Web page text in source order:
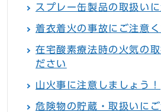
スプレー缶製品の取扱いに
着衣着火の事故にご注意く
在宅酸素療法時の火気の
ださい
山火事に注意しましょう！
危険物の貯蔵・取扱いにご